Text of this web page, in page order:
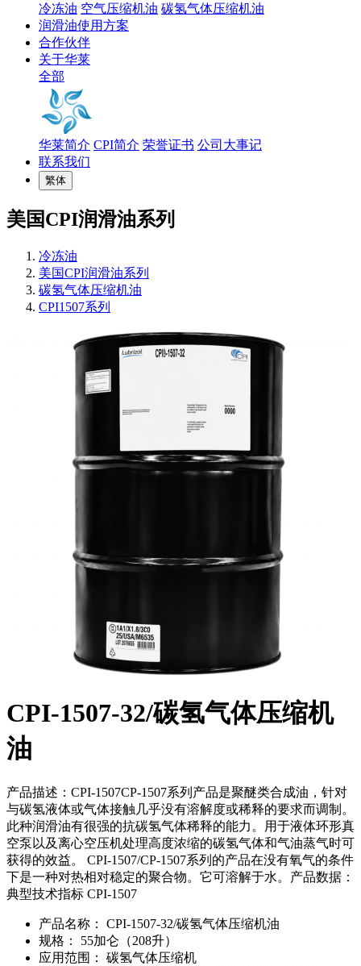
冷冻油 空气压缩机油 碳氢气体压缩机油
润滑油使用方案
合作伙伴
关于华莱
全部
华莱简介 CPI简介 荣誉证书 公司大事记
联系我们
繁体
美国CPI润滑油系列
冷冻油
美国CPI润滑油系列
碳氢气体压缩机油
CPI1507系列
CPI-1507-32/碳氢气体压缩机
油
产品描述：CPI-1507CP-1507系列产品是聚醚类合成油，针对
与碳氢液体或气体接触几乎没有溶解度或稀释的要求而调制。
此种润滑油有很强的抗碳氢气体稀释的能力。用于液体环形真
空泵以及离心空压机处理高度浓缩的碳氢气体和气油蒸气时可
获得的效益。 CPI-1507/CP-1507系列的产品在没有氧气的条件
下是一种对热相对稳定的聚合物。它可溶解于水。产品数据：
典型技术指标 CPI-1507
产品名称：
CPI-1507-32/碳氢气体压缩机油
规格：
55加仑（208升）
应用范围：
碳氢气体压缩机